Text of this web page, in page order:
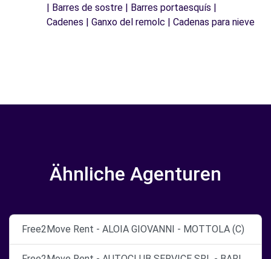
| Barres de sostre | Barres portaesquís |
Cadenes | Ganxo del remolc | Cadenas para nieve
Ähnliche Agenturen
Free2Move Rent - ALOIA GIOVANNI - MOTTOLA (C)